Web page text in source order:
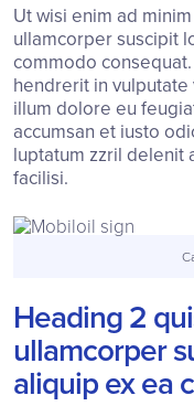
Ut wisi enim ad
ullamcorper suscipit
commodo
hendrerit in
illum dolore eu
accumsan et iusto
luptatum zzril delenit
facilisi.
Heading 2
ullamcorper
aliquip ex ea